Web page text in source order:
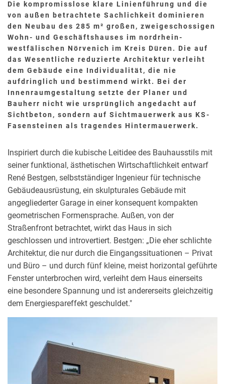
DEMOGRAFISCHE GEGEBENHEITEN
FLÄCHENEFFIZIENTES BAUEN
SERIELLES BAUEN
NACHHALTIGES BAUEN
ENERGIEEFFIZIENTES BAUEN
BAUEN IM BESTAND
Die kompromisslose klare Linienführung und die
von außen betrachtete Sachlichkeit dominieren
den Neubau des 285 m² großen, zweigeschossigen
Wohn- und Geschäftshauses im nordrhein-
westfälischen Nörvenich im Kreis Düren. Die auf
das Wesentliche reduzierte Architektur verleiht
dem Gebäude eine Individualität, die nie
aufdringlich und bestimmend wirkt. Bei der
Innenraumgestaltung setzte der Planer und
Bauherr nicht wie ursprünglich angedacht auf
Sichtbeton, sondern auf Sichtmauerwerk aus KS-
Fasensteinen als tragendes Hintermauerwerk.
Inspiriert durch die kubische Leitidee des Bauhausstils mit
seiner funktional, ästhetischen Wirtschaftlichkeit entwarf
René Bestgen, selbstständiger Ingenieur für technische
Gebäudeausrüstung, ein skulpturales Gebäude mit
angegliederter Garage in einer konsequent kompakten
geometrischen Formensprache. Außen, von der
Straßenfront betrachtet, wirkt das Haus in sich
geschlossen und introvertiert. Bestgen: „Die eher schlichte
Architektur, die nur durch die Eingangssituationen – Privat
und Büro – und durch fünf kleine, meist horizontal geführte
Fenster unterbrochen wird, verleiht dem Haus einerseits
eine besondere Spannung und ist andererseits gleichzeitig
dem Energiespareffekt geschuldet."